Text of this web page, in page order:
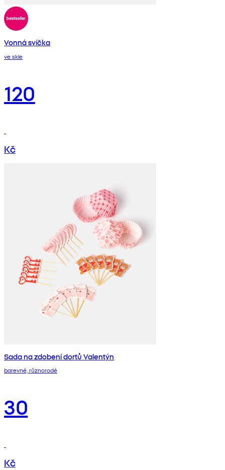
Vonná svíčka
ve skle
120
Kč
Sada na zdobení dortů Valentýn
barevné, různorodé
30
Kč